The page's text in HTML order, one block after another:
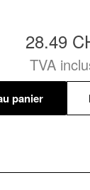
28.49
TVA
panier